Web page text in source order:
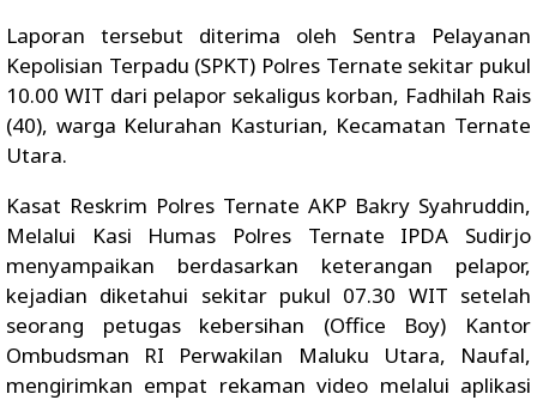
Laporan tersebut diterima oleh Sentra Pelayanan
Kepolisian Terpadu (SPKT) Polres Ternate sekitar pukul
10.00 WIT dari pelapor sekaligus korban, Fadhilah Rais
(40), warga Kelurahan Kasturian, Kecamatan Ternate
Utara.
Kasat Reskrim Polres Ternate AKP Bakry Syahruddin,
Melalui Kasi Humas Polres Ternate IPDA Sudirjo
menyampaikan berdasarkan keterangan pelapor,
kejadian diketahui sekitar pukul 07.30 WIT setelah
seorang petugas kebersihan (Office Boy) Kantor
Ombudsman RI Perwakilan Maluku Utara, Naufal,
mengirimkan empat rekaman video melalui aplikasi